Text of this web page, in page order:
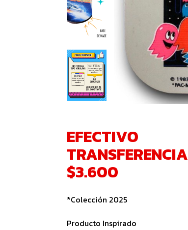
EFECTIVO
TRANSFERENCIA
$3.600
*Colección 2025
Producto Inspirado